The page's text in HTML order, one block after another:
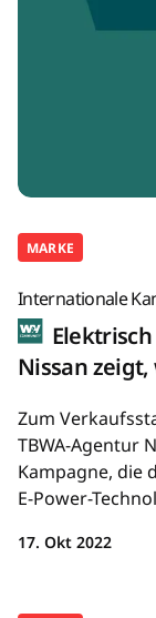
MARKE
Internationale
Nissan zeigt,
Zum
TBWA-Agentur
Kampagne, die
E-Power-
17. Okt 2022